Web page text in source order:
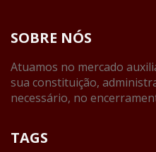
SOBRE NÓS
Atuamos no mercado
sua constituição,
necessário, no
TAGS